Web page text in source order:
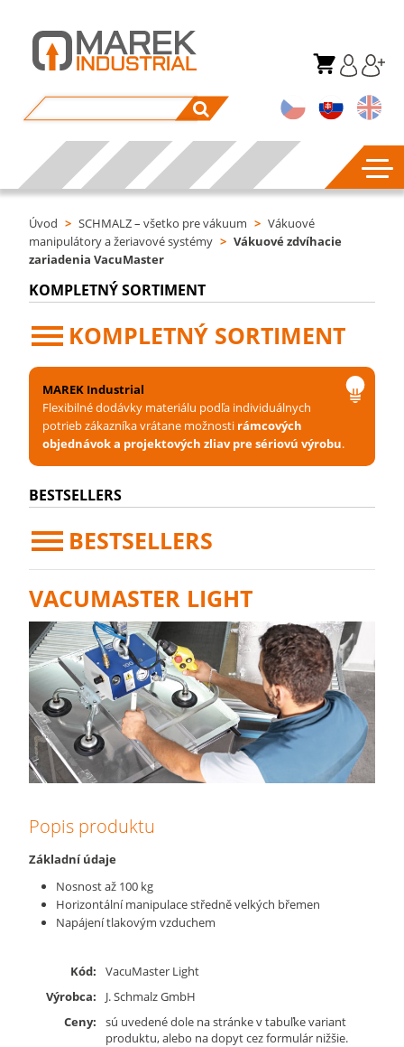
Úvod > SCHMALZ – všetko pre vákuum > Vákuové
manipulátory a žeriavové systémy > Vákuové zdvíhacie
zariadenia VacuMaster
KOMPLETNÝ SORTIMENT
KOMPLETNÝ SORTIMENT
MAREK Industrial
Flexibilné dodávky materiálu podľa individuálnych
potrieb zákazníka vrátane možnosti rámcových
objednávok a projektových zliav pre sériovú výrobu.
BESTSELLERS
BESTSELLERS
VACUMASTER LIGHT
Popis produktu
Základní údaje
Nosnost až 100 kg
Horizontální manipulace středně velkých břemen
Napájení tlakovým vzduchem
Kód:
VacuMaster Light
Výrobca:
J. Schmalz GmbH
Ceny:
sú uvedené dole na stránke v tabuľke variant
produktu, alebo na dopyt cez formulár nižšie.